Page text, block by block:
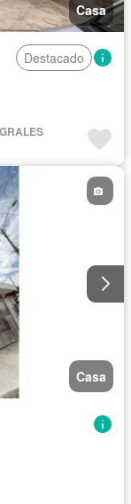
Casa
Destacado
Casa